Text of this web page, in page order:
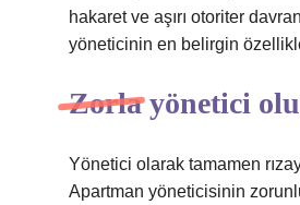
hakaret ve aşırı otoriter
yöneticinin en belirgin
Zorla yönetici
Yönetici olarak tamamen
Apartman yöneticisinin